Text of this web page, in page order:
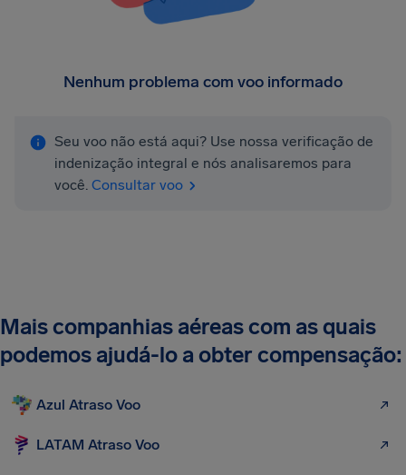
Nenhum problema com voo informado
Seu voo não está aqui? Use nossa verificação de
indenização integral e nós analisaremos para
você. Consultar voo
Mais companhias aéreas com as quais
podemos ajudá-lo a obter compensação:
Azul Atraso Voo
LATAM Atraso Voo